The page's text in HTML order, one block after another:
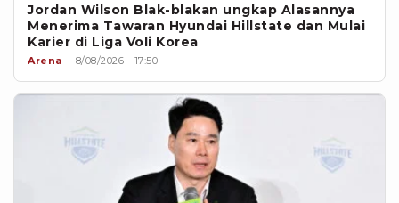
Jordan Wilson Blak-blakan ungkap Alasannya
Menerima Tawaran Hyundai Hillstate dan Mulai
Karier di Liga Voli Korea
Arena 8/08/2026 - 17:50